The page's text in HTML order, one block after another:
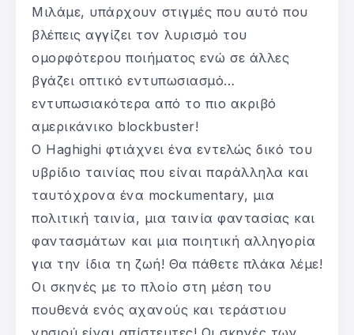
Μιλάμε, υπάρχουν στιγμές που αυτό που
βλέπεις αγγίζει τον λυρισμό του
ομορφότερου ποιήματος ενώ σε άλλες
βγάζει οπτικό εντυπωσιασμό…
εντυπωσιακότερα από το πιο ακριβό
αμερικάνικο blockbuster!
Ο Haghighi φτιάχνει ένα εντελώς δικό του
υβρίδιο ταινίας που είναι παράλληλα και
ταυτόχρονα ένα mockumentary, μια
πολιτική ταινία, μια ταινία φαντασίας και
φαντασμάτων και μια ποιητική αλληγορία
για την ίδια τη ζωή! Θα πάθετε πλάκα λέμε!
Οι σκηνές με το πλοίο στη μέση του
πουθενά ενός αχανούς και τεράστιου